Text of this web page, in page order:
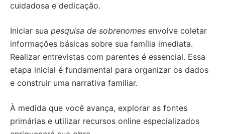
cuidadosa e dedicação.
Iniciar sua pesquisa de sobrenomes envolve coletar
informações básicas sobre sua família imediata.
Realizar entrevistas com parentes é essencial. Essa
etapa inicial é fundamental para organizar os dados
e construir uma narrativa familiar.
À medida que você avança, explorar as fontes
primárias e utilizar recursos online especializados